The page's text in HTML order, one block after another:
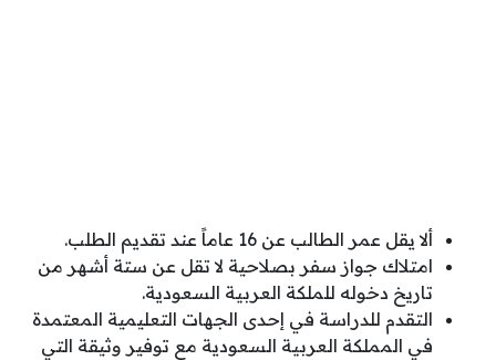
ألا يقل عمر الطالب عن 16 عاماً عند تقديم الطلب.
امتلاك جواز سفر بصلاحية لا تقل عن ستة أشهر من
تاريخ دخوله للملكة العربية السعودية.
التقدم للدراسة في إحدى الجهات التعليمية المعتمدة
في المملكة العربية السعودية مع توفير وثيقة التي